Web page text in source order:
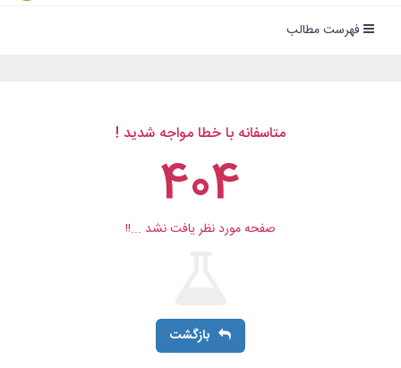
فهرست مطالب
متاسفانه با خطا مواجه شدید !
404
صفحه مورد نظر یافت نشد ...!!
بازگشت